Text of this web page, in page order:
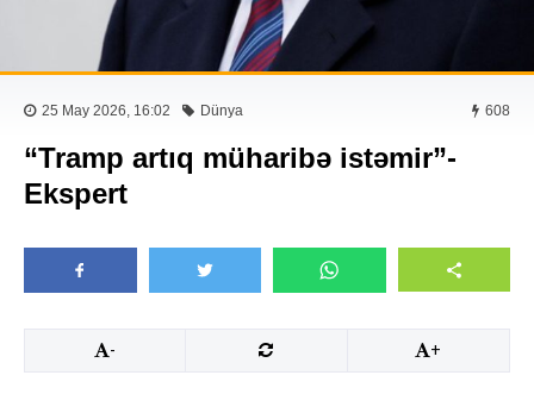
25 May 2026, 16:02 Dünya 608
“Tramp artıq müharibə istəmir”-
Ekspert
- +